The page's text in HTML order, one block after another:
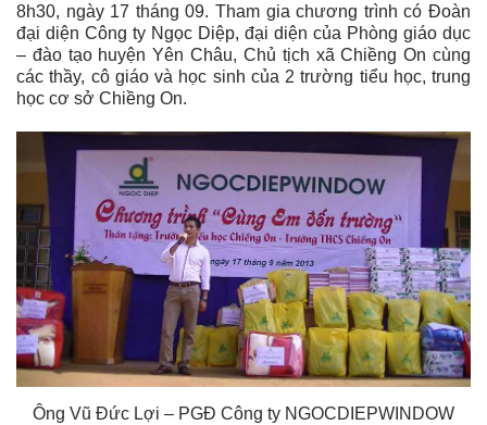
8h30, ngày 17 tháng 09. Tham gia chương trình có Đoàn
đại diện Công ty Ngọc Diệp, đại diện của Phòng giáo dục
– đào tạo huyện Yên Châu, Chủ tịch xã Chiềng On cùng
các thầy, cô giáo và học sinh của 2 trường tiểu học, trung
học cơ sở Chiềng On.
Ông Vũ Đức Lợi – PGĐ Công ty NGOCDIEPWINDOW